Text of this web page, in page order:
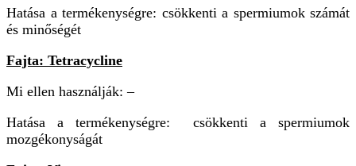
Hatása a termékenységre: csökkenti a spermiumok számát
és minőségét
Fajta: Tetracycline
Mi ellen használják: –
Hatása a termékenységre: csökkenti a spermiumok
mozgékonyságát